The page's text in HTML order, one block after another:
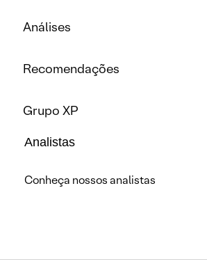
Análises
Recomendações
Grupo XP
Analistas
Conheça nossos analistas